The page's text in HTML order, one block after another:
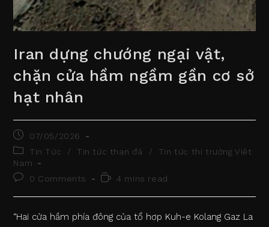
Iran dựng chướng ngại vật,
chặn cửa hầm ngầm gần cơ sở
hạt nhân
Post
published:
07/05/2026
Post
category:
Tin Tức / Tin tức than đá /
Tin tức thị trường Việt
Nam
Post0 Comments
Reading4 mins read
“Hai cửa hầm phía đông của tổ hợp Kuh-e Kolang Gaz La